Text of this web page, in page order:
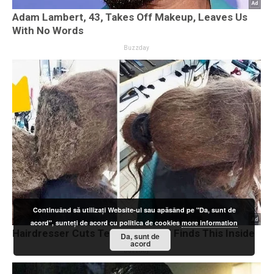
Continuând să utilizați Website-ul sau apăsând pe "Da, sunt de
acord", sunteți de acord cu politica de cookiesmore information
Da, sunt de
acord